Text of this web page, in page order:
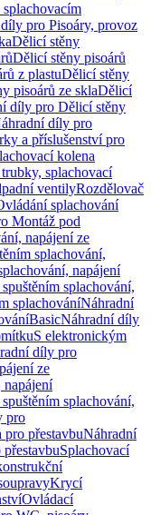
pro Pisoáry, provoz
Dělicí stěny
Dělicí stěny pisoárů
z plastuDělicí stěny
pisoárů ze sklaDělicí
díly pro Dělicí stěny
díly pro
a příslušenství pro
kolena
splachovací
ventilyRozdělovač
splachování
Montáž pod
napájení ze
splachování,
napájení
splachování,
splachováníNáhradní
BasicNáhradní díly
S elektronickým
díly pro
ze
napájení
splachování,
pro
přestavbuNáhradní
Splachovací
Krycí
Ovládací